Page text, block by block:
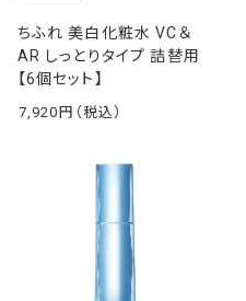
ちふれ 美白化粧水 VC＆
AR しっとりタイプ 詰替用
【6個セット】
7,920